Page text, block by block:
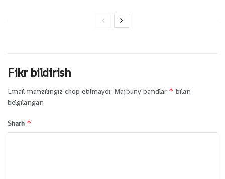
Fikr bildirish
Email manzilingiz chop etilmaydi. Majburiy bandlar * bilan
belgilangan
Sharh *